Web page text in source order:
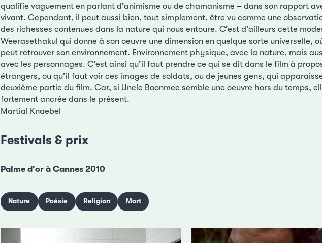
qualifie vaguement en parlant d’animisme ou de chamanisme – dans son rapport
vivant. Cependant, il peut aussi bien, tout simplement, être vu comme une
des richesses contenues dans la nature qui nous entoure. C’est d’ailleurs cette
Weerasethakul qui donne à son oeuvre une dimension en quelque sorte universelle,
peut retrouver son environnement. Environnement physique, avec la nature, mais
avec les personnages. C’est ainsi qu’il faut prendre ce qui se dit dans le film à
étrangers, ou qu’il faut voir ces images de soldats, ou de jeunes gens, qui
deuxième partie du film. Car, si Uncle Boonmee semble une oeuvre hors du temps,
fortement ancrée dans le présent.
Martial Knaebel
Festivals & prix
Palme d'or à Cannes 2010
Nature Poésie Religion Mort